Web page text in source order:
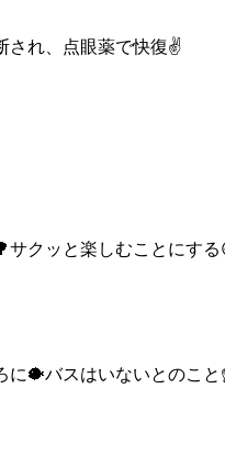
され、点眼薬で快復✌️
サクッと楽しむことにする
に🐡バスはいないとのこ